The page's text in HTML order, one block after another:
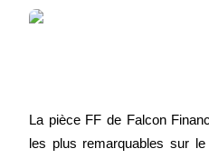
La pièce FF de Falcon
les plus remarquables sur